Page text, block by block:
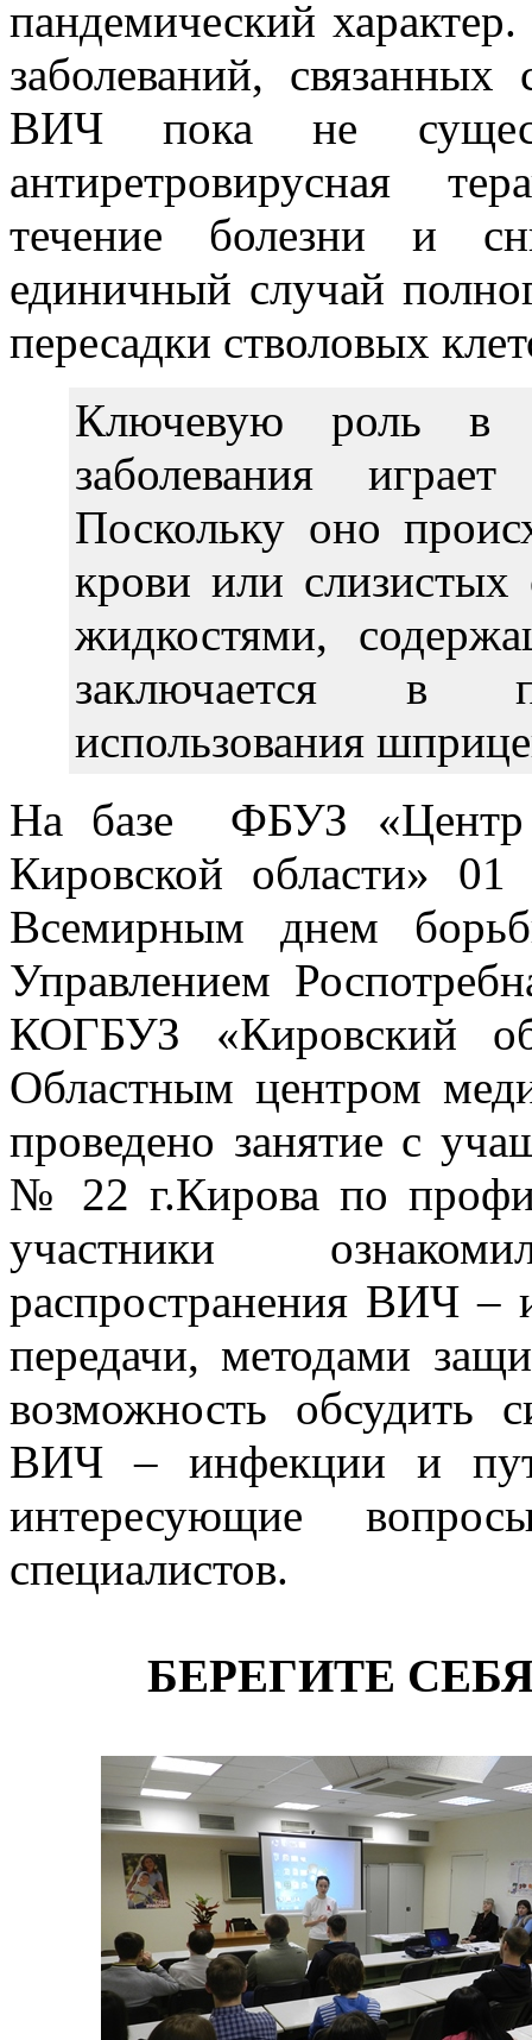
пандемический
заболеваний,
ВИЧ пока не
антиретровирусная
течение болезни и
единичный случай
пересадки стволовых
Ключевую роль в
заболевания
Поскольку оно
крови или слизистых
жидкостями,
заключается в
использования
На базе ФБУЗ «Центр
Кировской области»
Всемирным днем
Управлением
КОГБУЗ «Кировский
Областным центром
проведено занятие с
№ 22 г.Кирова по
участники
распространения ВИЧ –
передачи, методами
возможность обсудить
ВИЧ – инфекции и
интересующие
специалистов.
БЕРЕГИТЕ